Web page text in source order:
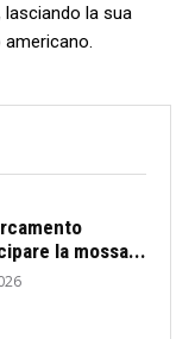
lasciando la sua
la mossa...